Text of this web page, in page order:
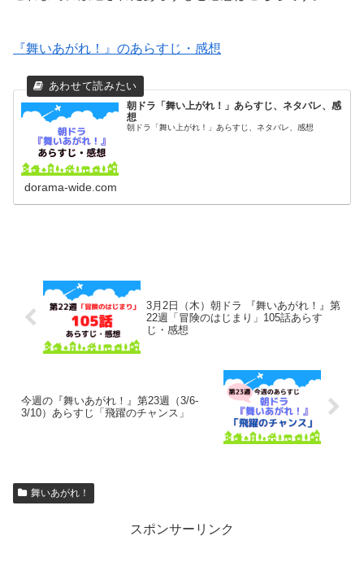
『舞いあがれ！』のあらすじ・感想
朝ドラ「舞い上がれ！」あらすじ、ネタバレ、感
想
朝ドラ「舞い上がれ！」あらすじ、ネタバレ、感想
dorama-wide.com
3月2日（木）朝ドラ 『舞いあがれ！』第
22週「冒険のはじまり」105話あらす
じ・感想
今週の『舞いあがれ！』第23週（3/6-
3/10）あらすじ「飛躍のチャンス」
舞いあがれ！
スポンサーリンク